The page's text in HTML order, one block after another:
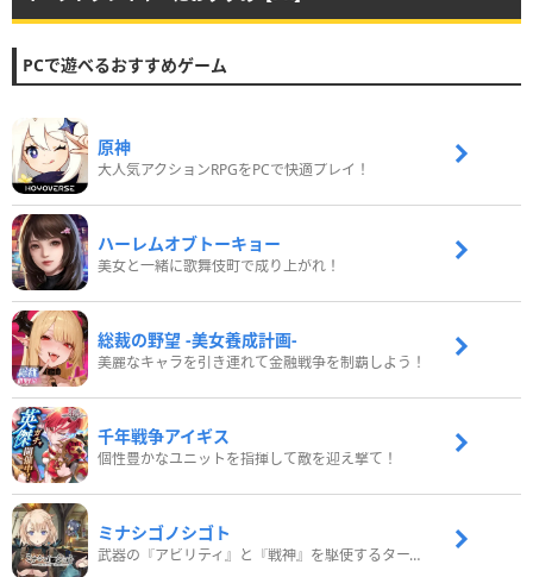
PCで遊べるおすすめゲーム
原神
大人気アクションRPGをPCで快適プレイ！
ハーレムオブトーキョー
美女と一緒に歌舞伎町で成り上がれ！
総裁の野望 -美女養成計画-
美麗なキャラを引き連れて金融戦争を制覇しよう！
千年戦争アイギス
個性豊かなユニットを指揮して敵を迎え撃て！
ミナシゴノシゴト
武器の『アビリティ』と『戦神』を駆使するターン制コマンドバトルRPG！